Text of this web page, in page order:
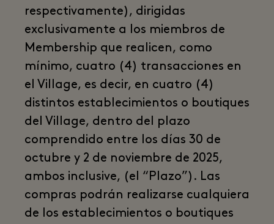
respectivamente), dirigidas
exclusivamente a los miembros de
Membership que realicen, como
mínimo, cuatro (4) transacciones en
el Village, es decir, en cuatro (4)
distintos establecimientos o boutiques
del Village, dentro del plazo
comprendido entre los días 30 de
octubre y 2 de noviembre de 2025,
ambos inclusive, (el “Plazo”). Las
compras podrán realizarse cualquiera
de los establecimientos o boutiques